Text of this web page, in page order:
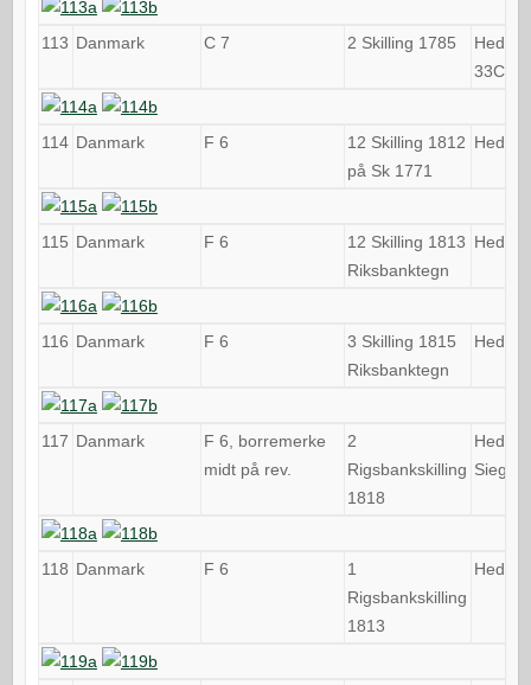
113 Danmark C 7 2 Skilling 1785
Hede
33C,
114 Danmark F 6
12 Skilling 1812
på Sk 1771
Hede
115 Danmark F 6
12 Skilling 1813
Riksbanktegn
Hede
116 Danmark F 6
3 Skilling 1815
Riksbanktegn
Hede
117 Danmark
F 6, borremerke
midt på rev.
2
Rigsbankskilling
1818
Hede
Sieg 18
118 Danmark F 6
1
Rigsbankskilling
1813
Hede